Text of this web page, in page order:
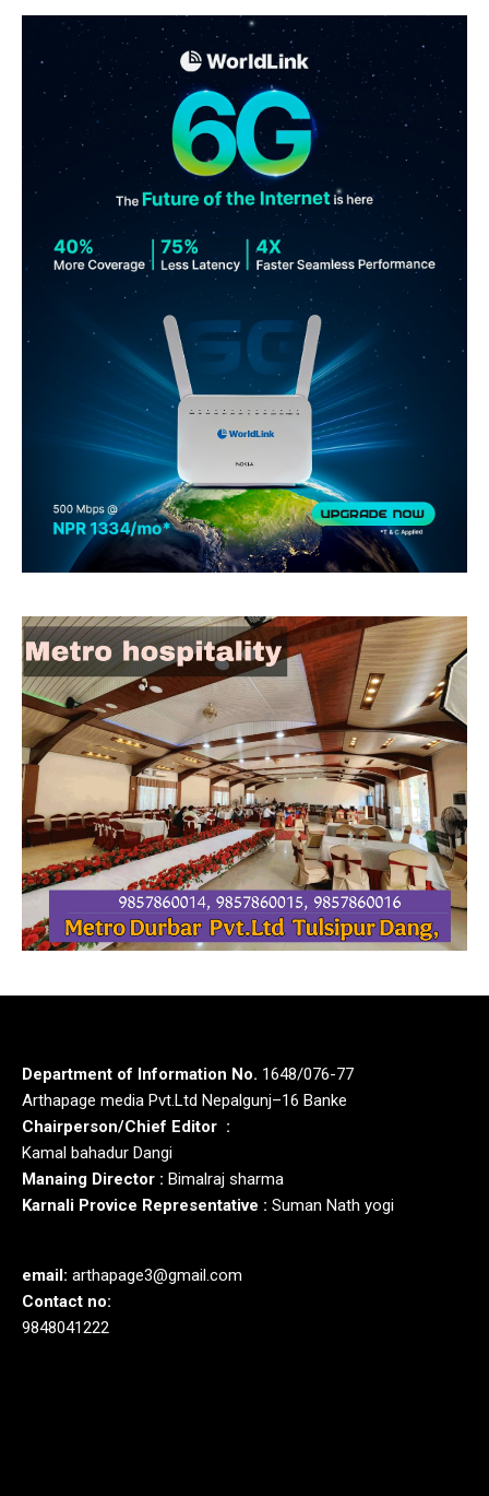
Department of Information No. 1648/076-77
Arthapage media Pvt.Ltd Nepalgunj–16 Banke
Chairperson/Chief Editor :
Kamal bahadur Dangi
Manaing Director : Bimalraj sharma
Karnali Provice Representative : Suman Nath yogi
email: arthapage3@gmail.com
Contact no:
9848041222